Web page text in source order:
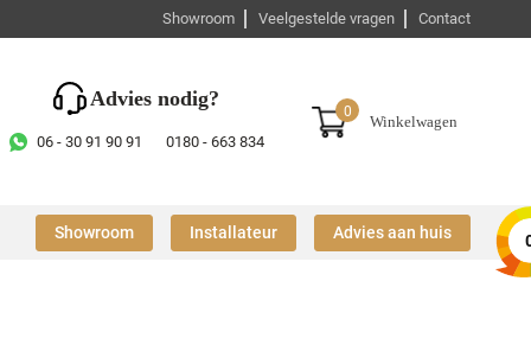
Showroom Veelgestelde vragen Contact
Advies nodig?
06 - 30 91 90 91 0180 - 663 834
0
Winkelwagen
Showroom Installateur Advies aan huis